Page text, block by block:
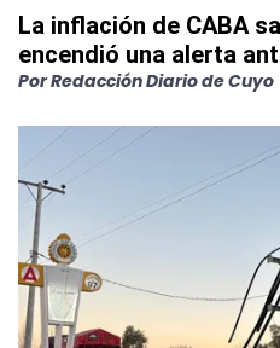
La inflación de CABA
encendió una alerta
PorRedacción Diario de Cuyo